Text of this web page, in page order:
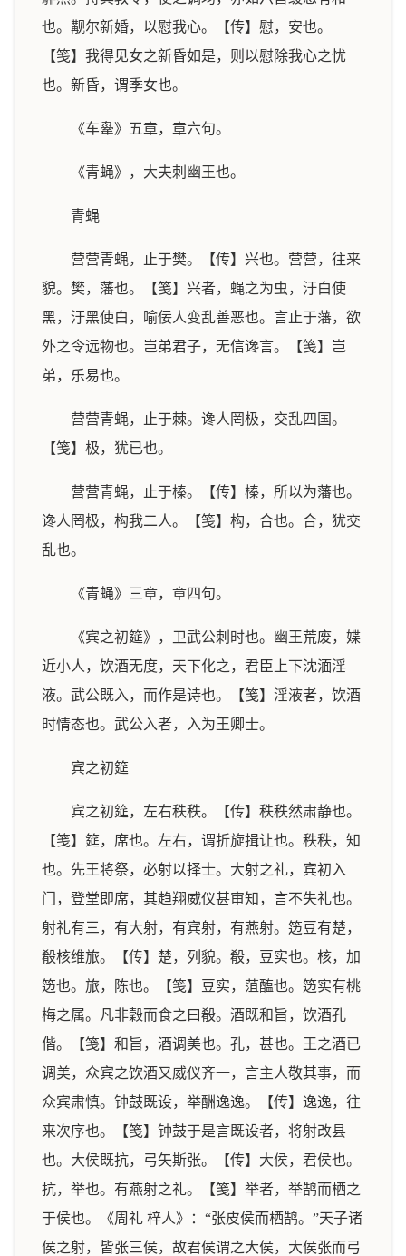
也。觏尔新婚，以慰我心。【传】慰，安也。
【笺】我得见女之新昏如是，则以慰除我心之忧
也。新昏，谓季女也。
《车舝》五章，章六句。
《青蝇》，大夫刺幽王也。
青蝇
营营青蝇，止于樊。【传】兴也。营营，往来
貌。樊，藩也。【笺】兴者，蝇之为虫，汙白使
黑，汙黑使白，喻佞人变乱善恶也。言止于藩，欲
外之令远物也。岂弟君子，无信谗言。【笺】岂
弟，乐易也。
营营青蝇，止于棘。谗人罔极，交乱四国。
【笺】极，犹已也。
营营青蝇，止于榛。【传】榛，所以为藩也。
谗人罔极，构我二人。【笺】构，合也。合，犹交
乱也。
《青蝇》三章，章四句。
《宾之初筵》，卫武公刺时也。幽王荒废，媟
近小人，饮酒无度，天下化之，君臣上下沈湎淫
液。武公既入，而作是诗也。【笺】淫液者，饮酒
时情态也。武公入者，入为王卿士。
宾之初筵
宾之初筵，左右秩秩。【传】秩秩然肃静也。
【笺】筵，席也。左右，谓折旋揖让也。秩秩，知
也。先王将祭，必射以择士。大射之礼，宾初入
门，登堂即席，其趋翔威仪甚审知，言不失礼也。
射礼有三，有大射，有宾射，有燕射。笾豆有楚，
殽核维旅。【传】楚，列貌。殽，豆实也。核，加
笾也。旅，陈也。【笺】豆实，菹醢也。笾实有桃
梅之属。凡非穀而食之曰殽。酒既和旨，饮酒孔
偕。【笺】和旨，酒调美也。孔，甚也。王之酒已
调美，众宾之饮酒又威仪齐一，言主人敬其事，而
众宾肃慎。钟鼓既设，举酬逸逸。【传】逸逸，往
来次序也。【笺】钟鼓于是言既设者，将射改县
也。大侯既抗，弓矢斯张。【传】大侯，君侯也。
抗，举也。有燕射之礼。【笺】举者，举鹄而栖之
于侯也。《周礼 梓人》：“张皮侯而栖鹄。”天子诸
侯之射，皆张三侯，故君侯谓之大侯，大侯张而弓